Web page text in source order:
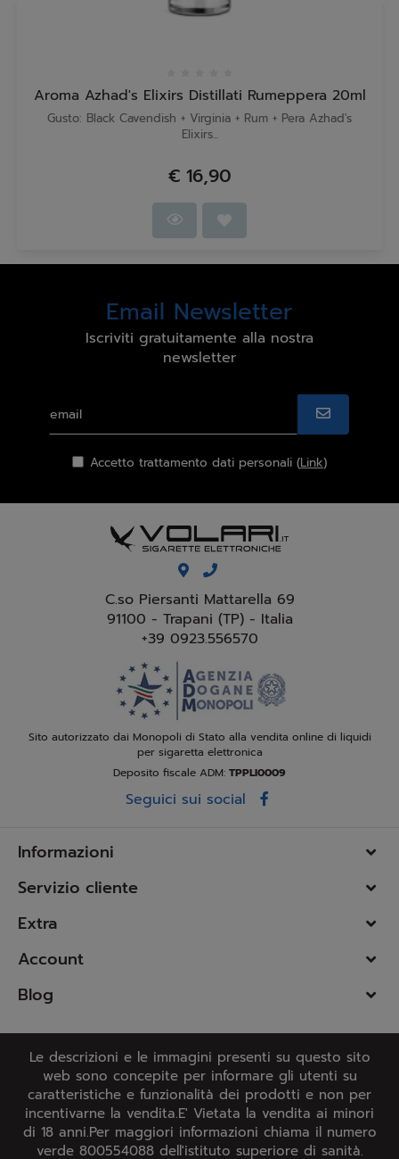
Aroma Azhad's Elixirs Distillati Rumeppera 20ml
Gusto: Black Cavendish + Virginia + Rum + Pera Azhad's
Elixirs...
€ 16,90
Email Newsletter
Iscriviti gratuitamente alla nostra
newsletter
Accetto trattamento dati personali (Link)
C.so Piersanti Mattarella 69
91100 - Trapani (TP) - Italia
+39 0923.556570
Sito autorizzato dai Monopoli di Stato alla vendita online di liquidi
per sigaretta elettronica
Deposito fiscale ADM: TPPLI0009
Seguici sui social
Informazioni
Servizio cliente
Extra
Account
Blog
Le descrizioni e le immagini presenti su questo sito
web sono concepite per informare gli utenti su
caratteristiche e funzionalità dei prodotti e non per
incentivarne la vendita.E' Vietata la vendita ai minori
di 18 anni.Per maggiori informazioni chiama il numero
verde 800554088 dell'istituto superiore di sanità.